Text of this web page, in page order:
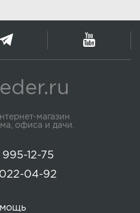
магазин
офиса и дачи.
12-75
04-92